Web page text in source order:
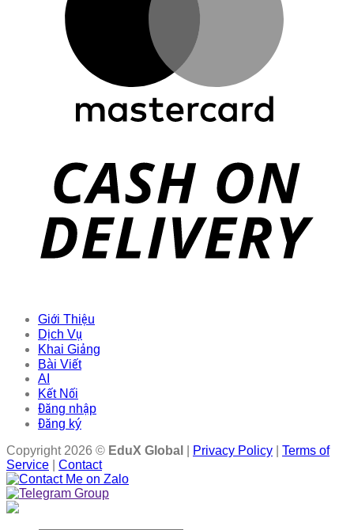
Giới Thiệu
Dịch Vụ
Khai Giảng
Bài Viết
AI
Kết Nối
Đăng nhập
Đăng ký
Copyright 2026 © EduX Global Privacy Policy
Terms of
Service
Contact